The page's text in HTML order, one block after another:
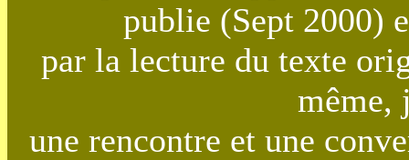
publie (Sept 2000)
par la lecture du texte
même,
une rencontre et une